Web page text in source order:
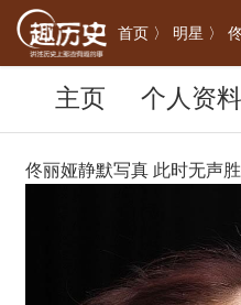
首页 〉 明星 〉
主页 个人资料
佟丽娅静默写真 此时无声